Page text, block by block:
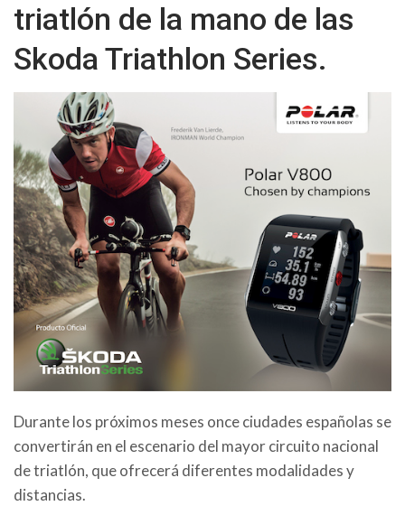
triatlón de la mano de las
Skoda Triathlon Series.
Durante los próximos meses once ciudades españolas se
convertirán en el escenario del mayor circuito nacional
de triatlón, que ofrecerá diferentes modalidades y
distancias.